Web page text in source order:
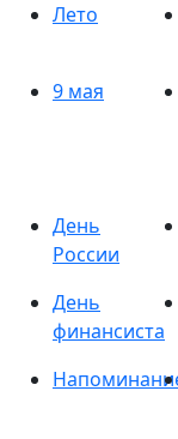
Лето
9 мая
День
России
День
финансиста